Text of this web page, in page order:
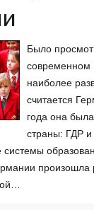
Было
современном
наиболее
считается
года она
страны: ГДР
системы